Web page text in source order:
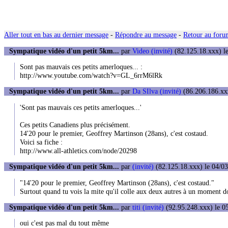
Aller tout en bas au dernier message - Répondre au message - Retour au
Sympatique vidéo d'un petit 5km... par Video (invité) (82.125.18.xxx)
Sont pas mauvais ces petits amerloques... :
http://www.youtube.com/watch?v=GL_6rrM6lRk
Sympatique vidéo d'un petit 5km... par Da SIlva (invité)
'Sont pas mauvais ces petits amerloques...'
Ces petits Canadiens plus précisément.
14'20 pour le premier, Geoffrey Martinson (28ans), c'est costaud.
Voici sa fiche :
http://www.all-athletics.com/node/20298
Sympatique vidéo d'un petit 5km... par (invité) (82.125.18.xxx) le 04/
"14'20 pour le premier, Geoffrey Martinson (28ans), c'est costaud."
Surtout quand tu vois la mite qu'il colle aux deux autres à un moment
Sympatique vidéo d'un petit 5km... par titi (invité) (92.95.248.xxx) le
oui c'est pas mal du tout même